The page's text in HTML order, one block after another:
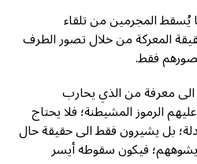
يُسقط المجرمين من تلقاء
المعركة من خلال تصور الطرف
فقط.
معرفة من الذي يحارب
الرموز المشيطنة؛ فلا يحتاج
بل يشيرون فقط الى حقيقة حال
فيكون سقوطه أيسر